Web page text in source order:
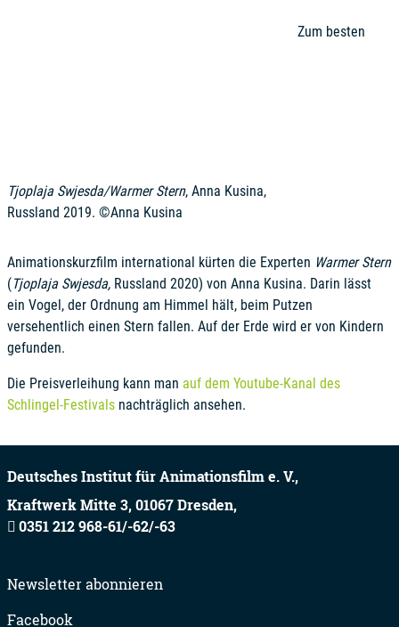
Tjoplaja Swjesda/Warmer Stern, Anna Kusina,
Russland 2019. ©Anna Kusina
Zum besten
Animationskurzfilm international kürten die Experten Warmer Stern
(Tjoplaja Swjesda, Russland 2020) von Anna Kusina. Darin lässt
ein Vogel, der Ordnung am Himmel hält, beim Putzen
versehentlich einen Stern fallen. Auf der Erde wird er von Kindern
gefunden.
Die Preisverleihung kann man auf dem Youtube-Kanal des
Schlingel-Festivals nachträglich ansehen.
Deutsches Institut für Animationsfilm e. V.,
Kraftwerk Mitte 3,01067Dresden,
0351 212 968-61/-62/-63
Newsletter abonnieren
Facebook